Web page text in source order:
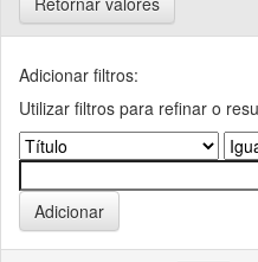
Adicionar filtros:
Utilizar filtros para refinar o